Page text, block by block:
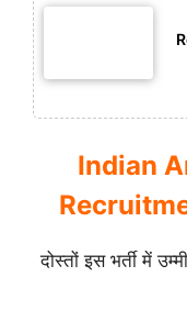
Indian
दोस्तों इस भर्ती में